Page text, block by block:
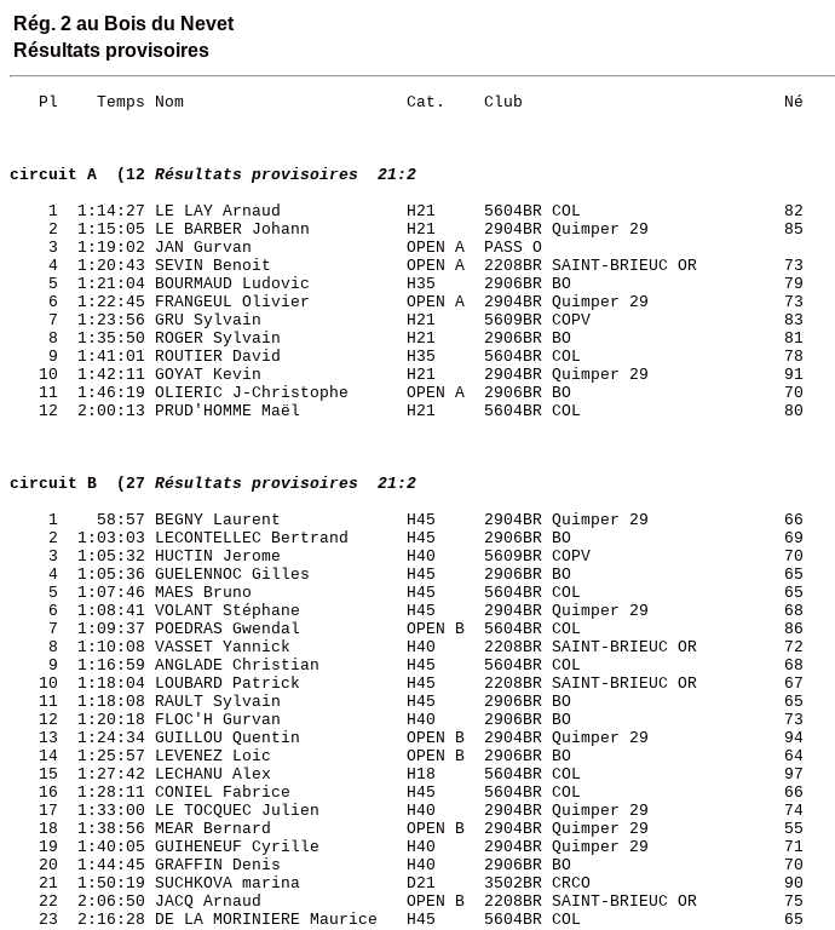
Rég. 2 au Bois du Nevet
Résultats provisoires
   Pl    Temps Nom                       Cat.    Club                           Né
circuit A  (12 Résultats provisoires  21:2
    1  1:14:27 LE LAY Arnaud             H21     5604BR COL                     82
    2  1:15:05 LE BARBER Johann          H21     2904BR Quimper 29              85
    3  1:19:02 JAN Gurvan                OPEN A  PASS O
    4  1:20:43 SEVIN Benoit              OPEN A  2208BR SAINT-BRIEUC OR         73
    5  1:21:04 BOURMAUD Ludovic          H35     2906BR BO                      79
    6  1:22:45 FRANGEUL Olivier          OPEN A  2904BR Quimper 29              73
    7  1:23:56 GRU Sylvain               H21     5609BR COPV                    83
    8  1:35:50 ROGER Sylvain             H21     2906BR BO                      81
    9  1:41:01 ROUTIER David             H35     5604BR COL                     78
   10  1:42:11 GOYAT Kevin               H21     2904BR Quimper 29              91
   11  1:46:19 OLIERIC J-Christophe      OPEN A  2906BR BO                      70
   12  2:00:13 PRUD'HOMME Maël           H21     5604BR COL                     80
circuit B  (27 Résultats provisoires  21:2
    1    58:57 BEGNY Laurent             H45     2904BR Quimper 29              66
    2  1:03:03 LECONTELLEC Bertrand      H45     2906BR BO                      69
    3  1:05:32 HUCTIN Jerome             H40     5609BR COPV                    70
    4  1:05:36 GUELENNOC Gilles          H45     2906BR BO                      65
    5  1:07:46 MAES Bruno                H45     5604BR COL                     65
    6  1:08:41 VOLANT Stéphane           H45     2904BR Quimper 29              68
    7  1:09:37 POEDRAS Gwendal           OPEN B  5604BR COL                     86
    8  1:10:08 VASSET Yannick            H40     2208BR SAINT-BRIEUC OR         72
    9  1:16:59 ANGLADE Christian         H45     5604BR COL                     68
   10  1:18:04 LOUBARD Patrick           H45     2208BR SAINT-BRIEUC OR         67
   11  1:18:08 RAULT Sylvain             H45     2906BR BO                      65
   12  1:20:18 FLOC'H Gurvan             H40     2906BR BO                      73
   13  1:24:34 GUILLOU Quentin           OPEN B  2904BR Quimper 29              94
   14  1:25:57 LEVENEZ Loic              OPEN B  2906BR BO                      64
   15  1:27:42 LECHANU Alex              H18     5604BR COL                     97
   16  1:28:11 CONIEL Fabrice            H45     5604BR COL                     66
   17  1:33:00 LE TOCQUEC Julien         H40     2904BR Quimper 29              74
   18  1:38:56 MEAR Bernard              OPEN B  2904BR Quimper 29              55
   19  1:40:05 GUIHENEUF Cyrille         H40     2904BR Quimper 29              71
   20  1:44:45 GRAFFIN Denis             H40     2906BR BO                      70
   21  1:50:19 SUCHKOVA marina           D21     3502BR CRCO                    90
   22  2:06:50 JACQ Arnaud               OPEN B  2208BR SAINT-BRIEUC OR         75
   23  2:16:28 DE LA MORINIERE Maurice   H45     5604BR COL                     65